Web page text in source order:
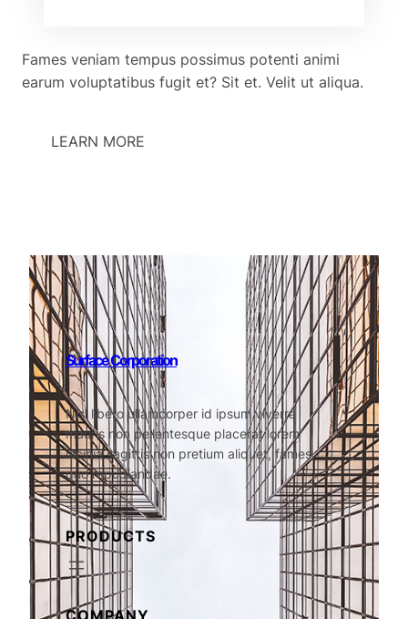
Fames veniam tempus possimus potenti animi
earum voluptatibus fugit et? Sit et. Velit ut aliqua.
LEARN MORE
Surface Corporation
Nisl libero ullamcorper id ipsum viverra
mauris non pellentesque placerat lorem
lacinia sagittis non pretium aliquet, fames
quo repudiandae.
PRODUCTS